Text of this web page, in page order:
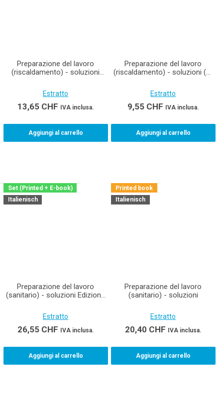
Preparazione del lavoro
(riscaldamento) - soluzioni
installatori di riscaldamenti
AFC
Estratto
13,65 CHF IVA inclusa.
Aggiungi al carrello
Preparazione del lavoro
(riscaldamento) - soluzioni (e-
installatori di riscaldamenti
AFC
Estratto
9,55 CHF IVA inclusa.
Aggiungi al carrello
Set (Printed + E-book)
Italienisch
Preparazione del lavoro
(sanitario) - soluzioni Edizione
Estratto
26,55 CHF IVA inclusa.
Aggiungi al carrello
Printed book
Italienisch
Preparazione del lavoro
(sanitario) - soluzioni
Estratto
20,40 CHF IVA inclusa.
Aggiungi al carrello